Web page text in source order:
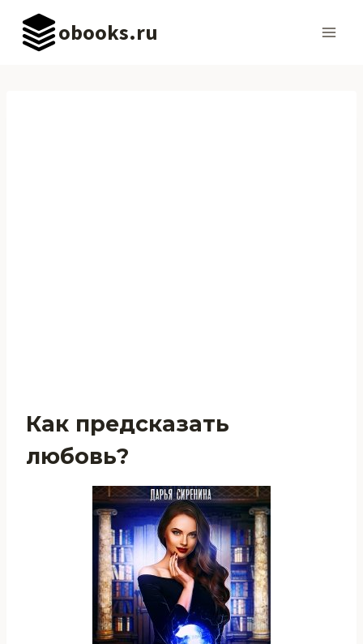
Перейти
содержимому
obooks.ru
Как предсказать
любовь?